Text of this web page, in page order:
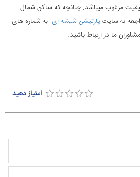
مرغوب میباشد. چنانچه که ساکن شمال
به سایتپارتیشن شیشه ای به شماره های
ما در ارتباط باشید.
امتیاز دهید